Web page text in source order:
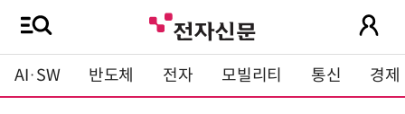
AI·SW 반도체 전자 모빌리티 통신 경제